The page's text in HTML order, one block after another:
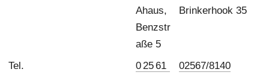
Ahaus,
Benzstr
aße 5
Brinkerhook 35
Tel.
0 25 61
02567/8140